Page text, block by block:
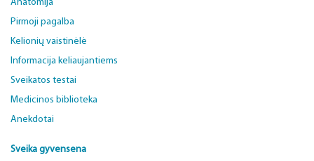
Anatomija
Pirmoji pagalba
Kelionių vaistinėlė
Informacija keliaujantiems
Sveikatos testai
Medicinos biblioteka
Anekdotai
Sveika gyvensena